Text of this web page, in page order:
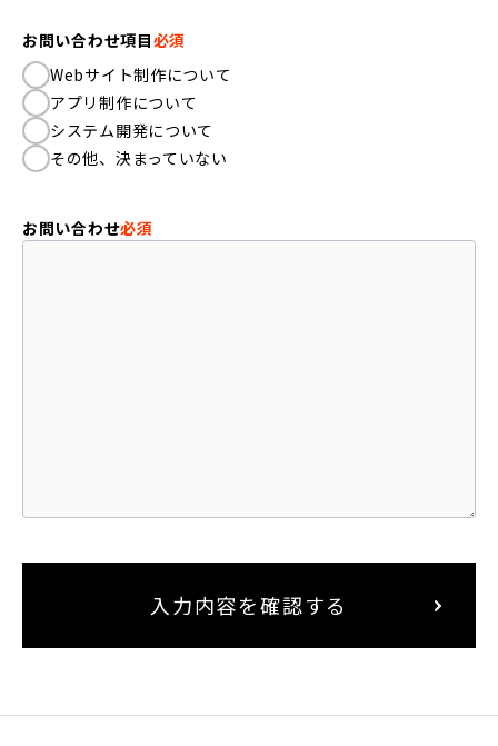
お問い合わせ項目必須
Webサイト制作について
アプリ制作について
システム開発について
その他、決まっていない
お問い合わせ必須
入力内容を確認する